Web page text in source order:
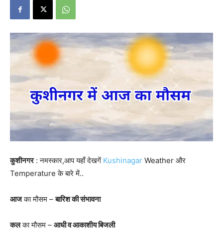
कुशीनगर: नमस्कार,आप यहाँ देखगें Kushinagar Weather और
Temperature के बारे में..
आजका मौसम –बारिश की संभावना
कलका मौसम – आधी व आकाशीय बिजली